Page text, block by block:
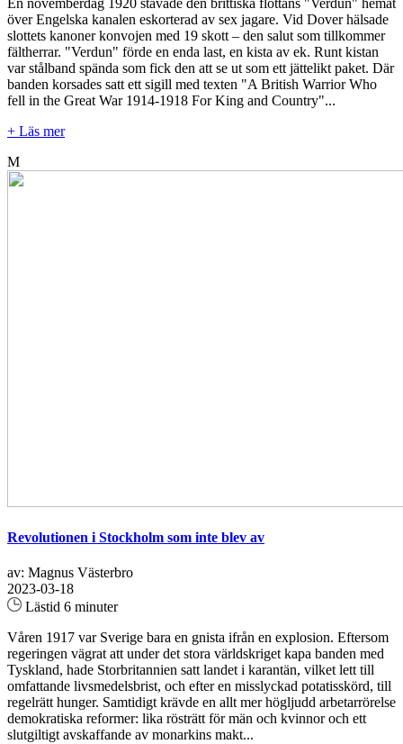
En novemberdag 1920 stävade den brittiska flottans "Verdun" hemåt
över Engelska kanalen eskorterad av sex jagare. Vid Dover hälsade
slottets kanoner konvojen med 19 skott – den salut som tillkommer
fältherrar. "Verdun" förde en enda last, en kista av ek. Runt kistan
var stålband spända som fick den att se ut som ett jättelikt paket. Där
banden korsades satt ett sigill med texten "A British Warrior Who
fell in the Great War 1914-1918 For King and Country"...
+ Läs mer
M
Revolutionen i Stockholm som inte blev av
av: Magnus Västerbro
2023-03-18
Lästid 6 minuter
Våren 1917 var Sverige bara en gnista ifrån en explosion. Eftersom
regeringen vägrat att under det stora världskriget kapa banden med
Tyskland, hade Storbritannien satt landet i karantän, vilket lett till
omfattande livsmedelsbrist, och efter en misslyckad potatisskörd, till
regelrätt hunger. Samtidigt krävde en allt mer högljudd arbetarrörelse
demokratiska reformer: lika rösträtt för män och kvinnor och ett
slutgiltigt avskaffande av monarkins makt...